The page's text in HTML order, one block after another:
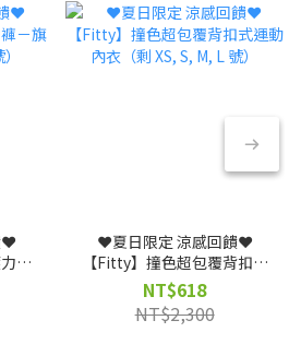
❤️
褲
）
❤️夏日限定 涼感回饋❤️
【Fitty】撞色超包覆背扣式
運動內衣（剩 XS, S, M, L
號）
NT$618
NT$2,300